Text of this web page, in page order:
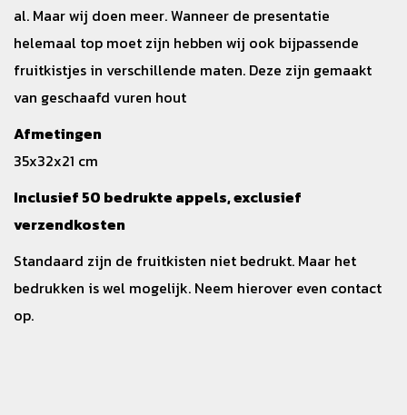
al. Maar wij doen meer. Wanneer de presentatie
helemaal top moet zijn hebben wij ook bijpassende
fruitkistjes in verschillende maten. Deze zijn gemaakt
van geschaafd vuren hout
Afmetingen
35x32x21 cm
Inclusief 50 bedrukte appels, exclusief
verzendkosten
Standaard zijn de fruitkisten niet bedrukt. Maar het
bedrukken is wel mogelijk. Neem hierover even contact
op.